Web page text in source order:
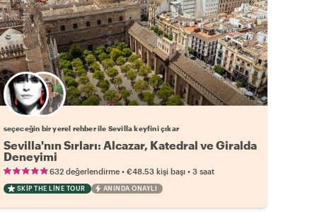
Favori yerel rehberini seç
seçeceğin bir yerel rehber ile Sevilla keyfini çıkar
Sevilla'nın Sırları: Alcazar, Katedral ve Giralda
Deneyimi
632 değerlendirme• €48.53 kişi başı• 3 saat
SKIP THE LINE TOUR ANINDA ONAYLI